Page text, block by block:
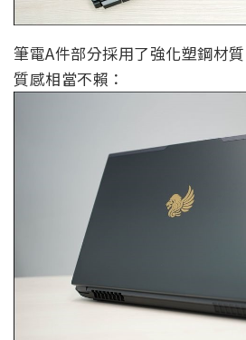
筆電A件部分採用了強化塑鋼材
質感相當不賴：